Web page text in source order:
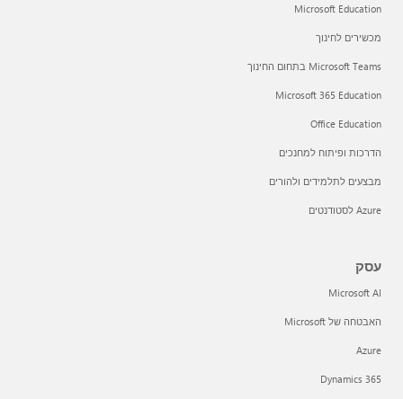
Microsoft Education
מכשירים לחינוך
Microsoft Teams בתחום החינוך
Microsoft 365 Education
Office Education
הדרכות ופיתוח למחנכים
מבצעים לתלמידים ולהורים
Azure לסטודנטים
עסק
Microsoft AI
האבטחה של Microsoft
Azure
Dynamics 365